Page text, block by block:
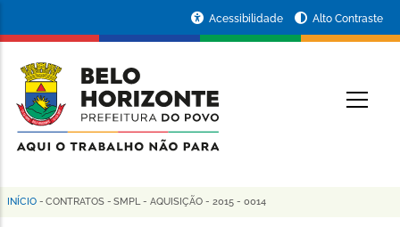
conteúdo
principal
da
Prefeitura
de
Horizonte
Acessibilidade Alto Contraste
Trilha
INÍCIO - CONTRATOS - SMPL - AQUISIÇÃO - 2015 - 0014